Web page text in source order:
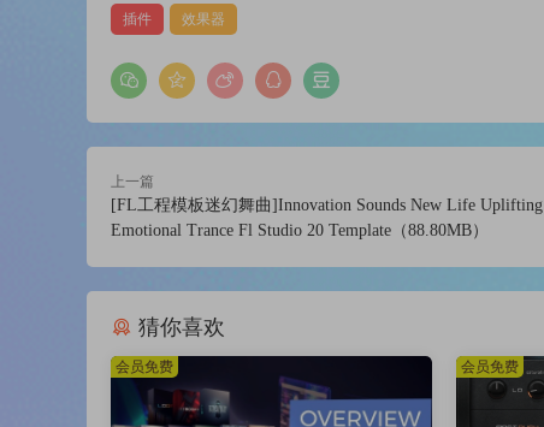
插件 效果器
上一篇
[FL工程模板迷幻舞曲]Innovation Sounds New Life Uplifting
Emotional Trance Fl Studio 20 Template（88.80MB）
猜你喜欢
会员免费 会员免费